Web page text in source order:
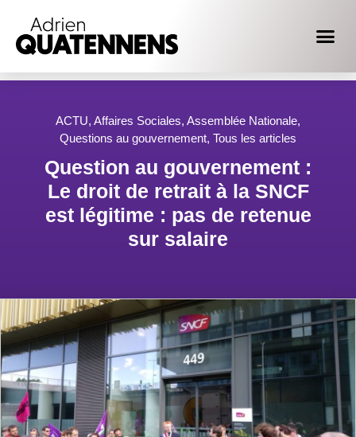
ACTU, Affaires Sociales, Assemblée Nationale,
Questions au gouvernement, Tous les articles
Question au gouvernement :
Le droit de retrait à la SNCF
est légitime : pas de retenue
sur salaire